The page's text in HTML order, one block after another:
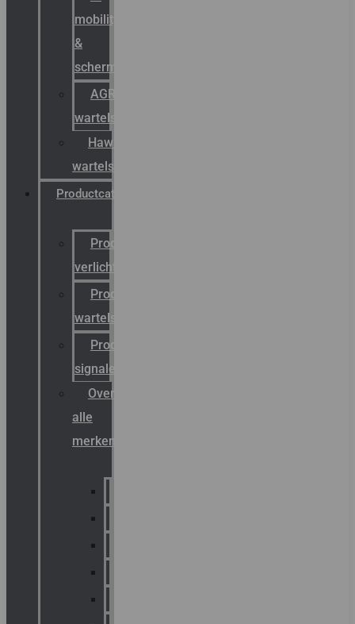
mobility
&
schermstromen
AGRO
wartels
Hawke
wartels
Productcatalogus
Productcatalogus
verlichting
Productcatalogus
wartels
Productcatalogus
signalering
Overzicht
alle
merken